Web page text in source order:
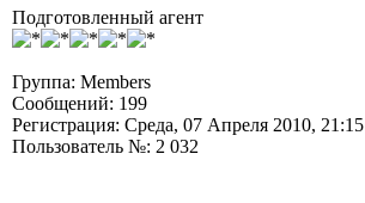
Подготовленный агент
Группа: Members
Сообщений: 199
Регистрация: Среда, 07 Апреля 2010, 21:15
Пользователь №: 2 032